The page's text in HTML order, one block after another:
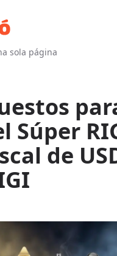
sola página
Súper
de